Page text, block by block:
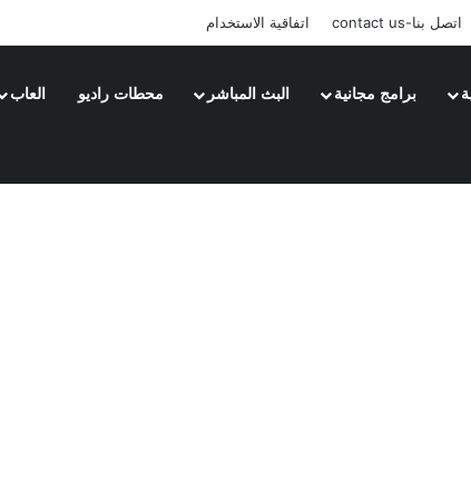
اتصل بنا-contact us اتفاقية الاستخدام
برامج مجانية البث المباشر محطات راديو العاب